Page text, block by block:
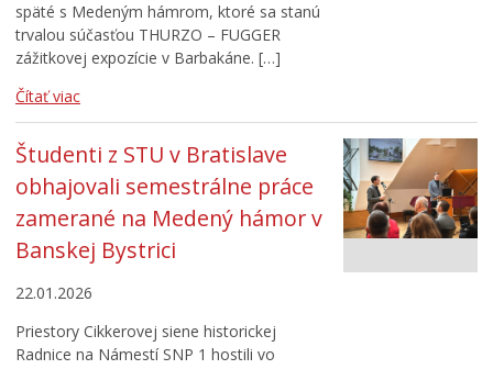
späté s Medeným hámrom, ktoré sa stanú
trvalou súčasťou THURZO – FUGGER
zážitkovej expozície v Barbakáne. […]
Čítať viac
Študenti z STU v Bratislave
obhajovali semestrálne práce
zamerané na Medený hámor v
Banskej Bystrici
22.01.2026
Priestory Cikkerovej siene historickej
Radnice na Námestí SNP 1 hostili vo